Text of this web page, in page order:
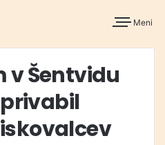
Meni
v Šentvidu